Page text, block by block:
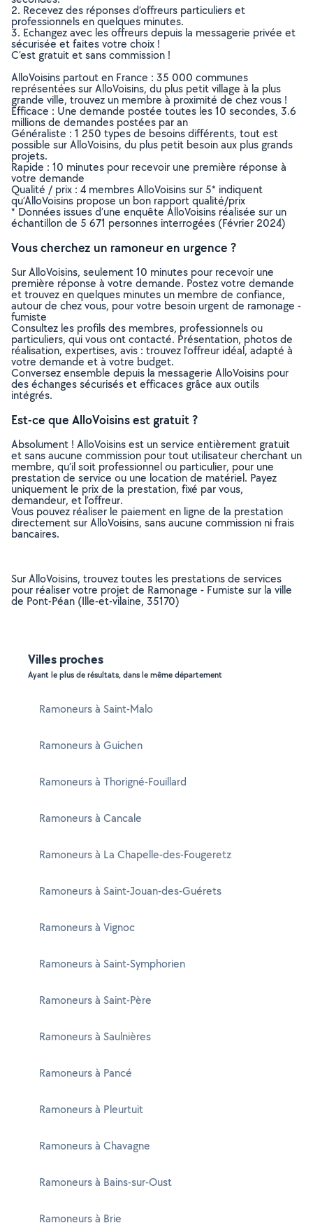
2. Recevez des réponses d’offreurs particuliers et
professionnels en quelques minutes.
3. Echangez avec les offreurs depuis la messagerie privée et
sécurisée et faites votre choix !
C’est gratuit et sans commission !
AlloVoisins partout en France : 35 000 communes
représentées sur AlloVoisins, du plus petit village à la plus
grande ville, trouvez un membre à proximité de chez vous !
Efficace : Une demande postée toutes les 10 secondes, 3.6
millions de demandes postées par an
Généraliste : 1 250 types de besoins différents, tout est
possible sur AlloVoisins, du plus petit besoin aux plus grands
projets.
Rapide : 10 minutes pour recevoir une première réponse à
votre demande
Qualité / prix : 4 membres AlloVoisins sur 5* indiquent
qu’AlloVoisins propose un bon rapport qualité/prix
* Données issues d’une enquête AlloVoisins réalisée sur un
échantillon de 5 671 personnes interrogées (Février 2024)
Vous cherchez un ramoneur en urgence ?
Sur AlloVoisins, seulement 10 minutes pour recevoir une
première réponse à votre demande. Postez votre demande
et trouvez en quelques minutes un membre de confiance,
autour de chez vous, pour votre besoin urgent de ramonage -
fumiste
Consultez les profils des membres, professionnels ou
particuliers, qui vous ont contacté. Présentation, photos de
réalisation, expertises, avis : trouvez l'offreur idéal, adapté à
votre demande et à votre budget.
Conversez ensemble depuis la messagerie AlloVoisins pour
des échanges sécurisés et efficaces grâce aux outils
intégrés.
Est-ce que AlloVoisins est gratuit ?
Absolument ! AlloVoisins est un service entièrement gratuit
et sans aucune commission pour tout utilisateur cherchant un
membre, qu’il soit professionnel ou particulier, pour une
prestation de service ou une location de matériel. Payez
uniquement le prix de la prestation, fixé par vous,
demandeur, et l’offreur.
Vous pouvez réaliser le paiement en ligne de la prestation
directement sur AlloVoisins, sans aucune commission ni frais
bancaires.
Sur AlloVoisins, trouvez toutes les prestations de services
pour réaliser votre projet de Ramonage - Fumiste sur la ville
de Pont-Péan (Ille-et-vilaine, 35170)
Villes proches
Ayant le plus de résultats, dans le même département
Ramoneurs à Saint-Malo
Ramoneurs à Guichen
Ramoneurs à Thorigné-Fouillard
Ramoneurs à Cancale
Ramoneurs à La Chapelle-des-Fougeretz
Ramoneurs à Saint-Jouan-des-Guérets
Ramoneurs à Vignoc
Ramoneurs à Saint-Symphorien
Ramoneurs à Saint-Père
Ramoneurs à Saulnières
Ramoneurs à Pancé
Ramoneurs à Pleurtuit
Ramoneurs à Chavagne
Ramoneurs à Bains-sur-Oust
Ramoneurs à Brie